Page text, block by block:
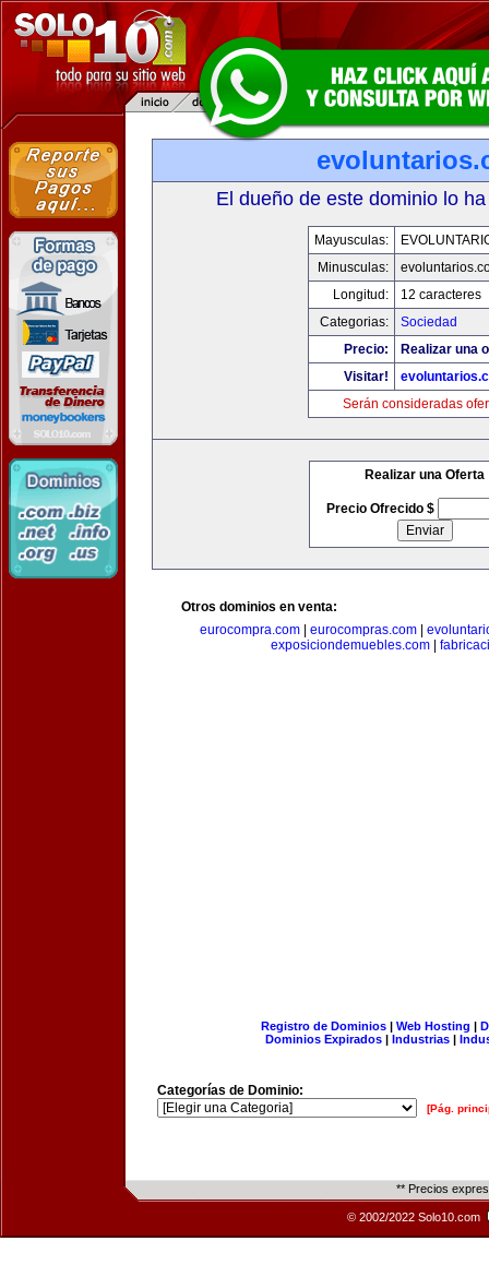
El dueño de este dominio lo
Mayusculas:
Minusculas:
Longitud:
12 caracteres
Categorias:
Sociedad
Precio:
Realizar una
Visitar!
Serán consideradas
Realizar una Oferta
Precio Ofrecido $
Otros dominios en venta:
eurocompra.com| eurocompras.com|
exposiciondemuebles.com|
Registro de Dominios| Web Hosting |
Dominios Expirados | Industrias |
Categorías de Dominio:
[Pág.
** Precios
© 2002/2022 Solo10.com